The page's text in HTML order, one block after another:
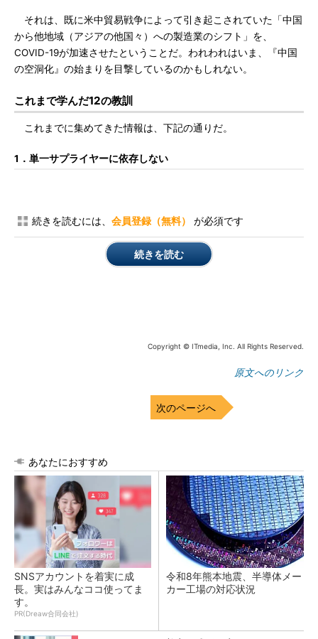
それは、既に米中貿易戦争によって引き起こされていた「中国
から他地域（アジアの他国々）への製造業のシフト」を、
COVID-19が加速させたということだ。われわれはいま、『中国
の空洞化』の始まりを目撃しているのかもしれない。
これまで学んだ12の教訓
これまでに集めてきた情報は、下記の通りだ。
1．単一サプライヤーに依存しない
続きを読むには、 会員登録（無料） が必須です
続きを読む
Copyright © ITmedia, Inc. All Rights Reserved.
原文へのリンク
次のページへ
あなたにおすすめ
SNSアカウントを着実に成
長。実はみんなココ使ってま
す。
PR(Dreaw合同会社)
令和8年熊本地震、半導体メー
カー工場の対応状況